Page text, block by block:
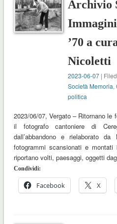
Archivio
’70 a
Nicoletti
2023-06-07 |
Società Memoria,
politica
2023/06/07, Vergato – Ritornano le
il fotografo cantoniere di
dall’abbandono e rielaborato
fotogrammi scansionati e
riportano volti, paesaggi, oggetti
Condividi:
Facebook X